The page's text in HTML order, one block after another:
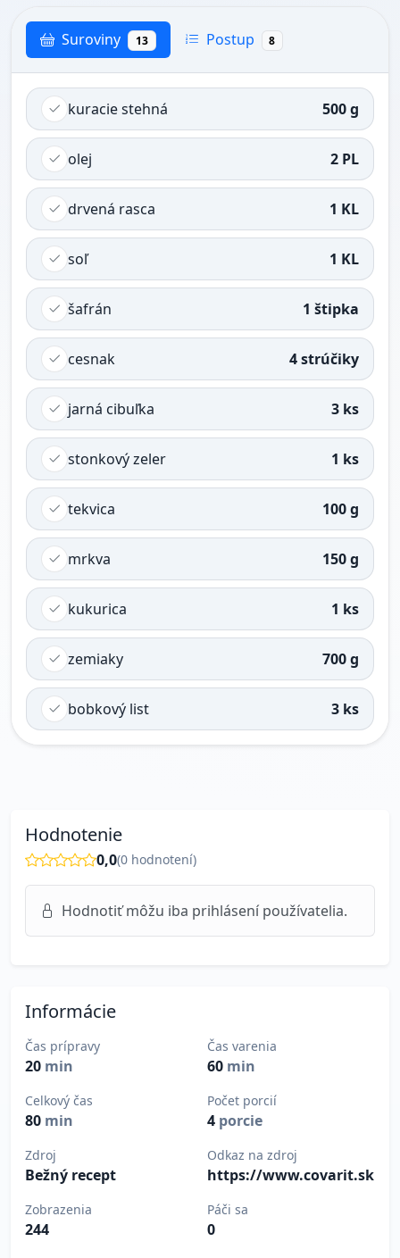
Suroviny 13 Postup 8
kuracie stehná 500 g
olej 2 PL
drvená rasca 1 KL
soľ 1 KL
šafrán 1 štipka
cesnak 4 strúčiky
jarná cibuľka 3 ks
stonkový zeler 1 ks
tekvica 100 g
mrkva 150 g
kukurica 1 ks
zemiaky 700 g
bobkový list 3 ks
Hodnotenie
0,0(0 hodnotení)
Hodnotiť môžu iba prihlásení používatelia.
Informácie
Čas prípravy
20 min
Čas varenia
60 min
Celkový čas
80 min
Počet porcií
4 porcie
Zdroj
Bežný recept
Odkaz na zdroj
https://www.covarit.sk
Zobrazenia
244
Páči sa
0